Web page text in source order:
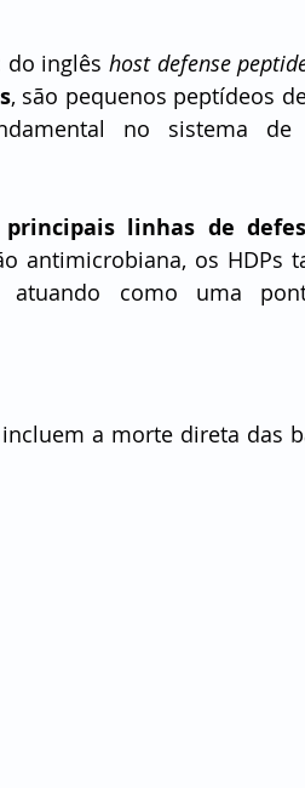
do inglês host defense
, são pequenos peptídeos
no sistema de
principais linhas de
antimicrobiana, os HDPs
atuando como uma
a morte direta das